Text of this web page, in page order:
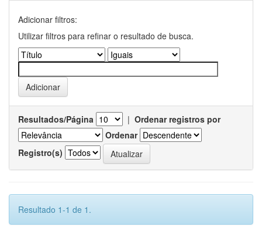
Adicionar filtros:
Utilizar filtros para refinar o resultado de busca.
Resultados/Página | Ordenar registros por
Ordenar
Registro(s)
Resultado 1-1 de 1.